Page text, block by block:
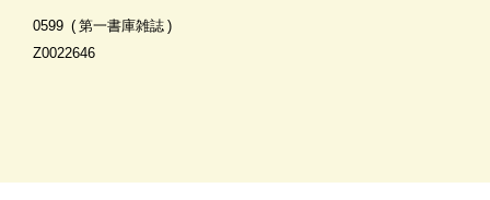
0599
第一書庫雑誌
Z0022646